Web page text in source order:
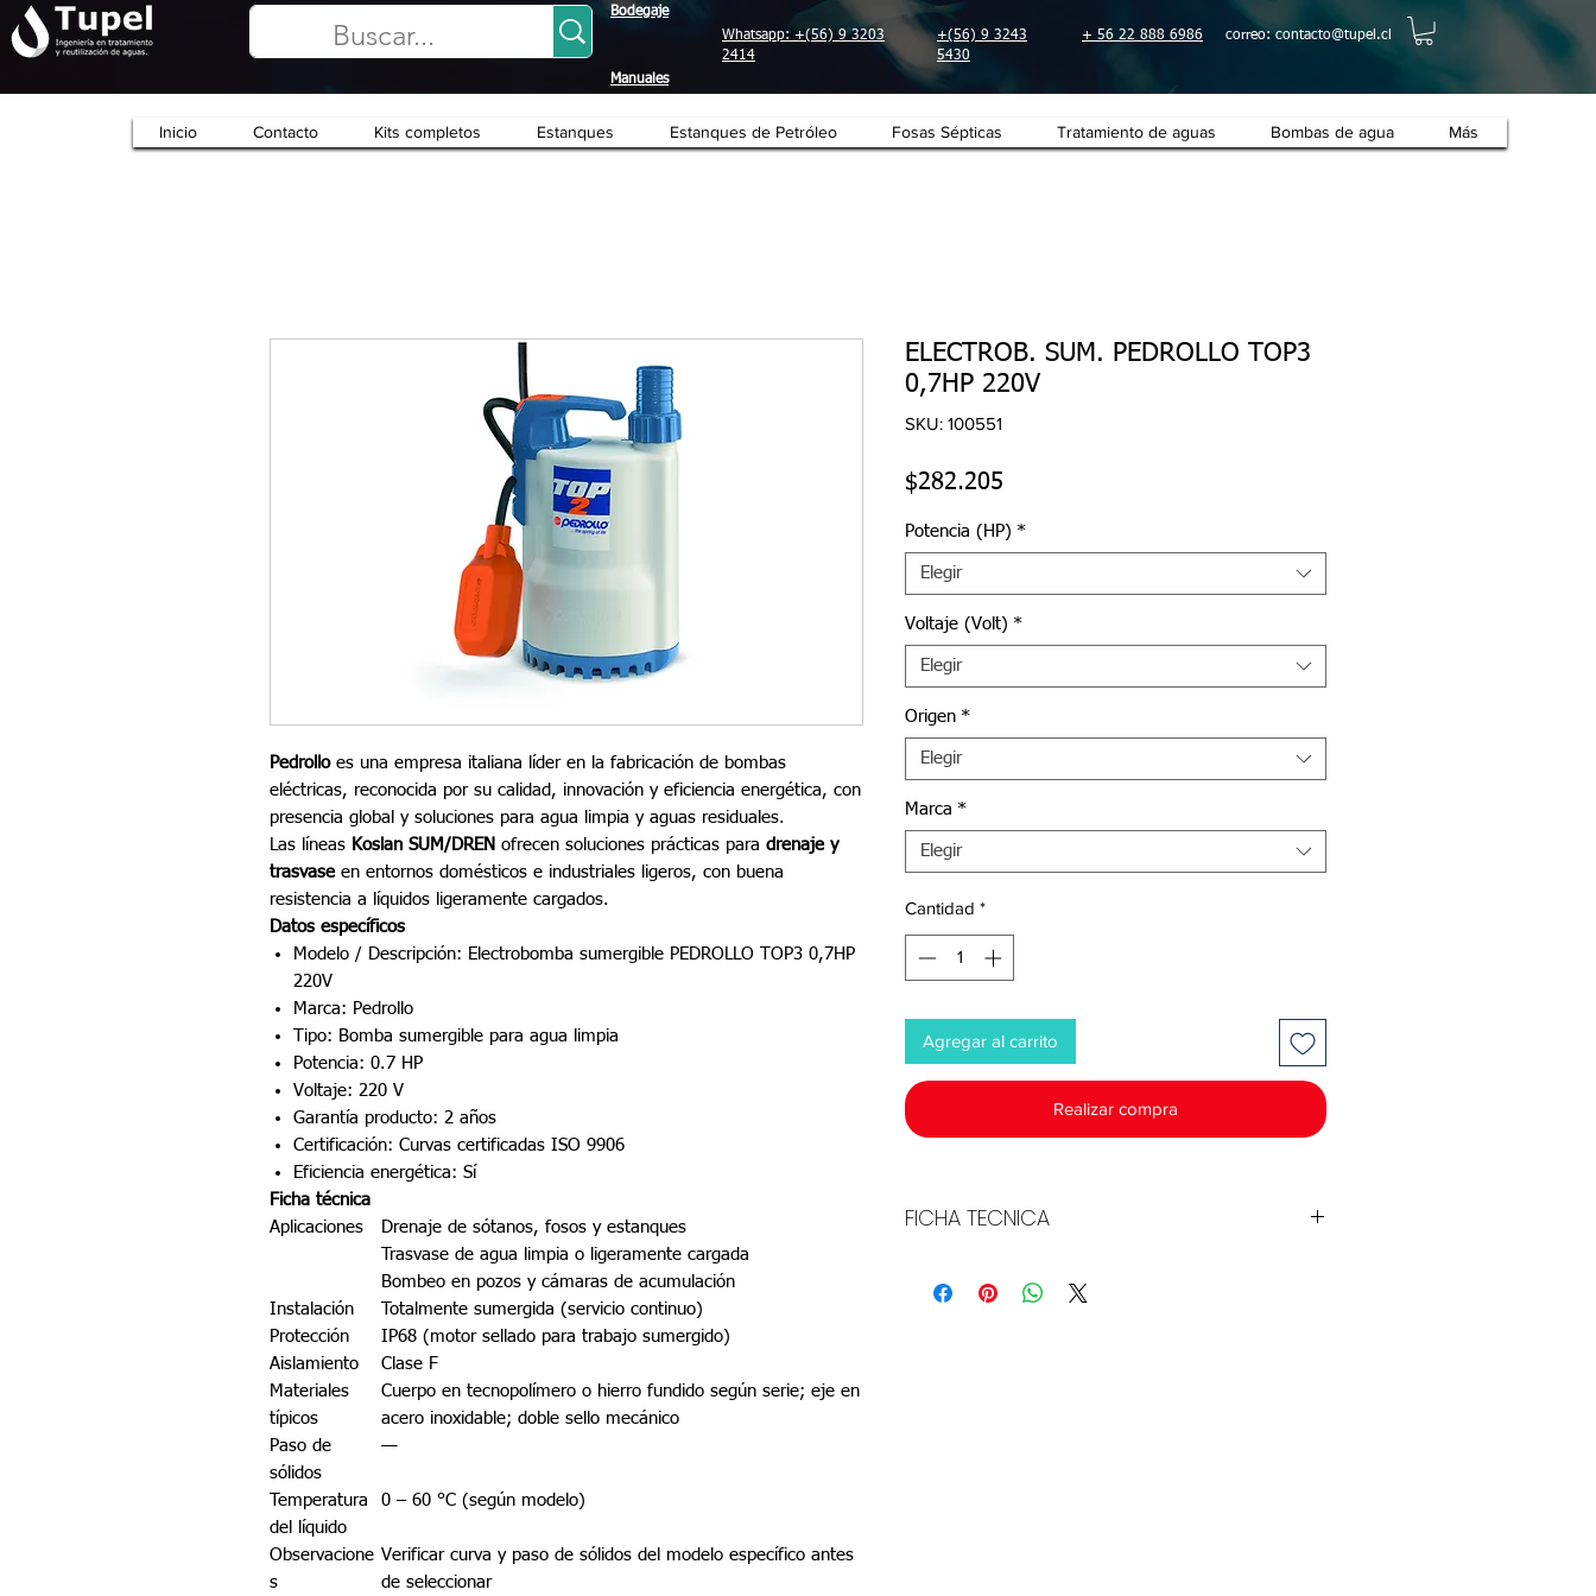
Bodegaje
Whatsapp: +(56) 9 3203
2414
+(56) 9 3243
5430
Manuales
+ 56 22 888 6986 correo: contacto@tupel.cl
Inicio Contacto Kits completos Estanques Estanques de Petróleo Fosas Sépticas Tratamiento de aguas Bombas de agua Más
Pedrolloes una empresa italiana líder en la fabricación de bombas
eléctricas, reconocida por su calidad, innovación y eficiencia energética, con
presencia global y soluciones para agua limpia y aguas residuales.
Las líneas Koslan SUM/DREN ofrecen soluciones prácticas para drenaje y
trasvaseen entornos domésticos e industriales ligeros, con buena
resistencia a líquidos ligeramente cargados.
Datos específicos
Modelo / Descripción: Electrobomba sumergible PEDROLLO TOP3 0,7HP
220V
Marca: Pedrollo
Tipo: Bomba sumergible para agua limpia
Potencia: 0.7 HP
Voltaje: 220 V
Garantía producto: 2 años
Certificación: Curvas certificadas ISO 9906
Eficiencia energética: Sí
Ficha técnica
Aplicaciones
Drenaje de sótanos, fosos y estanques
Trasvase de agua limpia o ligeramente cargada
Bombeo en pozos y cámaras de acumulación
Instalación
Totalmente sumergida (servicio continuo)
Protección
IP68 (motor sellado para trabajo sumergido)
Aislamiento
Clase F
Materiales
típicos
Cuerpo en tecnopolímero o hierro fundido según serie; eje en
acero inoxidable; doble sello mecánico
Paso de
sólidos
—
Temperatura
del líquido
0 – 60 °C (según modelo)
Observacione
s
Verificar curva y paso de sólidos del modelo específico antes
de seleccionar
ELECTROB. SUM. PEDROLLO TOP3
0,7HP 220V
SKU: 100551
$282.205
Potencia (HP) *
Elegir
Voltaje (Volt) *
Elegir
Origen *
Elegir
Marca *
Elegir
Cantidad *
Agregar al carrito
Realizar compra
FICHA TECNICA